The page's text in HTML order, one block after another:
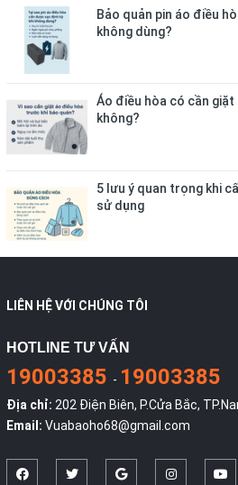
Bảo quản pin áo điều
không dùng?
Áo điều hòa có cần
không?
5 lưu ý quan trọng khi
sử dụng
LIÊN HỆ VỚI CHÚNG TÔI
HOTLINE TƯ VẤN
19003385 - 19003385
Địa chỉ: 202 Điện Biên, P.Cửa Bắc,
Email: Vuabaoho68@gmail.com